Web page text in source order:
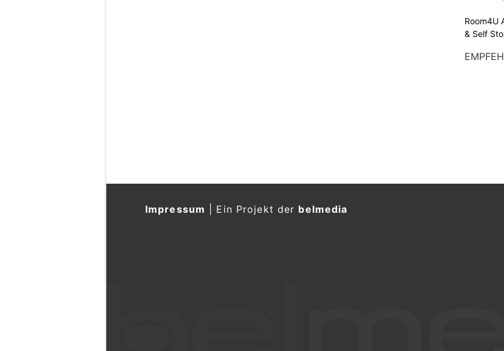
Room4U
& Self
Impressum Ein Projekt der belmedia